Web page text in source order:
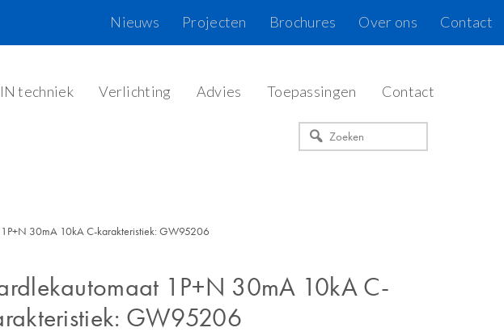
Contact
Over ons
Brochures
Projecten
Nieuws
techniek Verlichting Advies Toepassingen Contact
Zoeken
30mA 10kA C-karakteristiek: GW95206
1P+N 30mA 10kA C-
GW95206